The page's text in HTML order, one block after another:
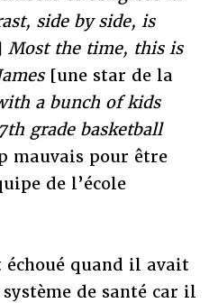
side by side, is
Most the time, this is
[une star de la
a bunch of kids
grade basketball
mauvais pour être
de l’école
échoué quand il avait
de santé car il